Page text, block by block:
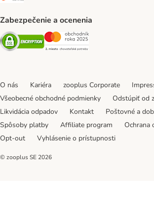
Zabezpečenie a ocenenia
Security Security
O nás Kariéra zooplus Corporate
Všeobecné obchodné podmienky
Odstúpiť od
Likvidácia odpadov
Kontakt
Poštovné a
Spôsoby platby
Affiliate program
Ochrana
Opt-out
Vyhlásenie o prístupnosti
© zooplus SE 2026